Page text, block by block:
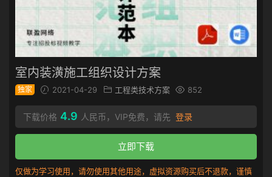
室内装潢施工组织设计方案
独家 2021-04-29 工程类技术方案 852
下载价格 4.9 人民币，VIP免费，请先 登录
立即下载
仅做为学习使用，请勿使用其他用途，虚拟资源购买后不退款，谨慎